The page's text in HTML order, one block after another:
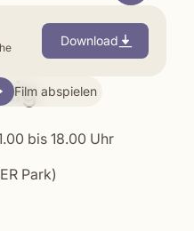
Download
Film abspielen
bis 18.00 Uhr
Park)